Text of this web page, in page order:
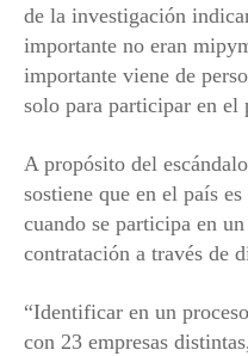
de la investigación
importante no eran
importante viene de
solo para participar en el
A propósito del
sostiene que en el país
cuando se participa en
contratación a través de
“Identificar en un
con 23 empresas